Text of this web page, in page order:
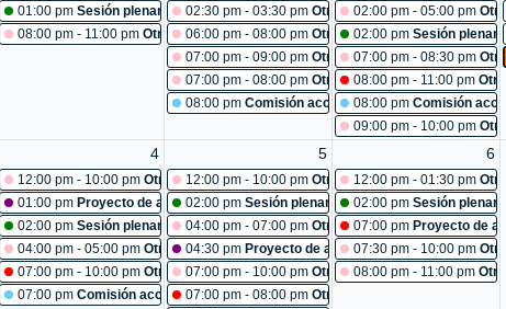
96-2026: estudio
No. 480
01:00 pm Sesión plenaria No. 481
08:00 pm - 11:00 pm Otras reuniones: sesión extraordinaria ctp
02:30 pm - 03:30 pm Otras reuniones: reunión
06:00 pm - 08:00 pm Otras reuniones:
07:00 pm - 09:00 pm Otras reuniones: mesa de
07:00 pm - 08:00 pm Otras reuniones:
08:00 pm Comisión accidental:turismo y
02:00 pm - 05:00 pm
02:00 pm Sesión
07:00 pm - 08:30 pm
08:00 pm - 11:00 pm
08:00 pm Comisión
09:00 pm - 10:00 pm
reuniones: inducción para nuevos empleados.
reuniones: Cancelada
reuniones: reunión subsecretaría
reuniones: Cancelada
No. 486
reuniones: reunión servicios generales
4
12:00 pm - 10:00 pm Otras reuniones: semana de la salud
01:00 pm Proyecto de acuerdo 101-2026: estudio
02:00 pm Sesión plenaria No. 487
04:00 pm - 05:00 pm Otras reuniones: reunión abogados
07:00 pm - 10:00 pm Otras reuniones: Cancelada
07:00 pm Comisión accidental:por medio de la cual se crea una comisión de
5
12:00 pm - 10:00 pm Otras reuniones: acitividad de
02:00 pm Sesión plenaria No. 488
04:00 pm - 07:00 pm Otras reuniones: capacitación
04:30 pm Proyecto de acuerdo 100-2026: estudio
07:00 pm - 10:00 pm Otras reuniones: capacitacion
07:00 pm - 08:00 pm Otras reuniones: Cancelada
6
12:00 pm - 01:30 pm
02:00 pm Sesión plenaria
07:00 pm Proyecto de
07:30 pm - 10:00 pm
08:00 pm - 11:00 pm